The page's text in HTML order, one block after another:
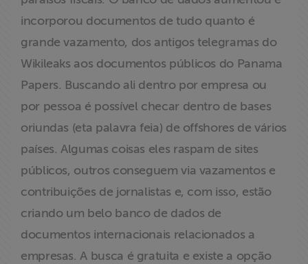
incorporou documentos de tudo quanto é
grande vazamento, dos antigos telegramas do
Wikileaks aos documentos públicos do Panama
Papers. Buscando ali dentro por empresa ou
por pessoa é possível checar dentro de bases
oriundas (eta palavra feia) de offshores de vários
países. Algumas coisas eles raspam de sites
públicos, outros conseguem via vazamentos e
contribuições de jornalistas e, com isso, estão
criando um belo banco de dados de
documentos internacionais relacionados a
empresas. A busca é gratuita e existe a opção